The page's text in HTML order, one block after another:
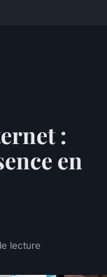
:
en
lecture